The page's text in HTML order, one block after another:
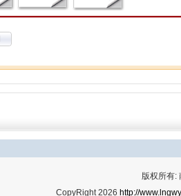
版权所有:
CopyRight 2026 http://